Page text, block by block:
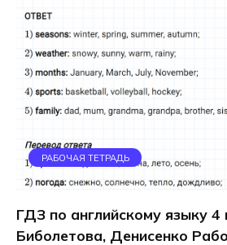
РАБОЧАЯ ТЕТРАДЬ
ГДЗ по английскому языку 4
Биболетова, Денисенко